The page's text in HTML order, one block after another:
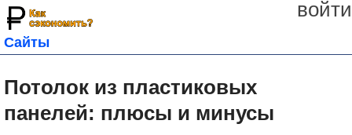
войти
Сайты
Потолок из пластиковых
панелей: плюсы и минусы